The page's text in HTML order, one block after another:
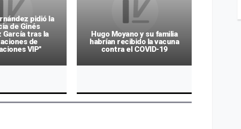
pidió la
de Ginés
García tras la
de
VIP"
Hugo Moyano y su familia
habrían recibido la vacuna
contra el COVID-19